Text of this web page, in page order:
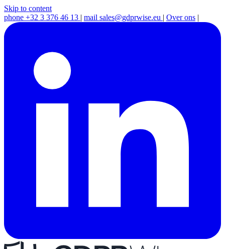
Skip to content
phone +32 3 376 46 13 | mail sales@gdprwise.eu | Over ons |